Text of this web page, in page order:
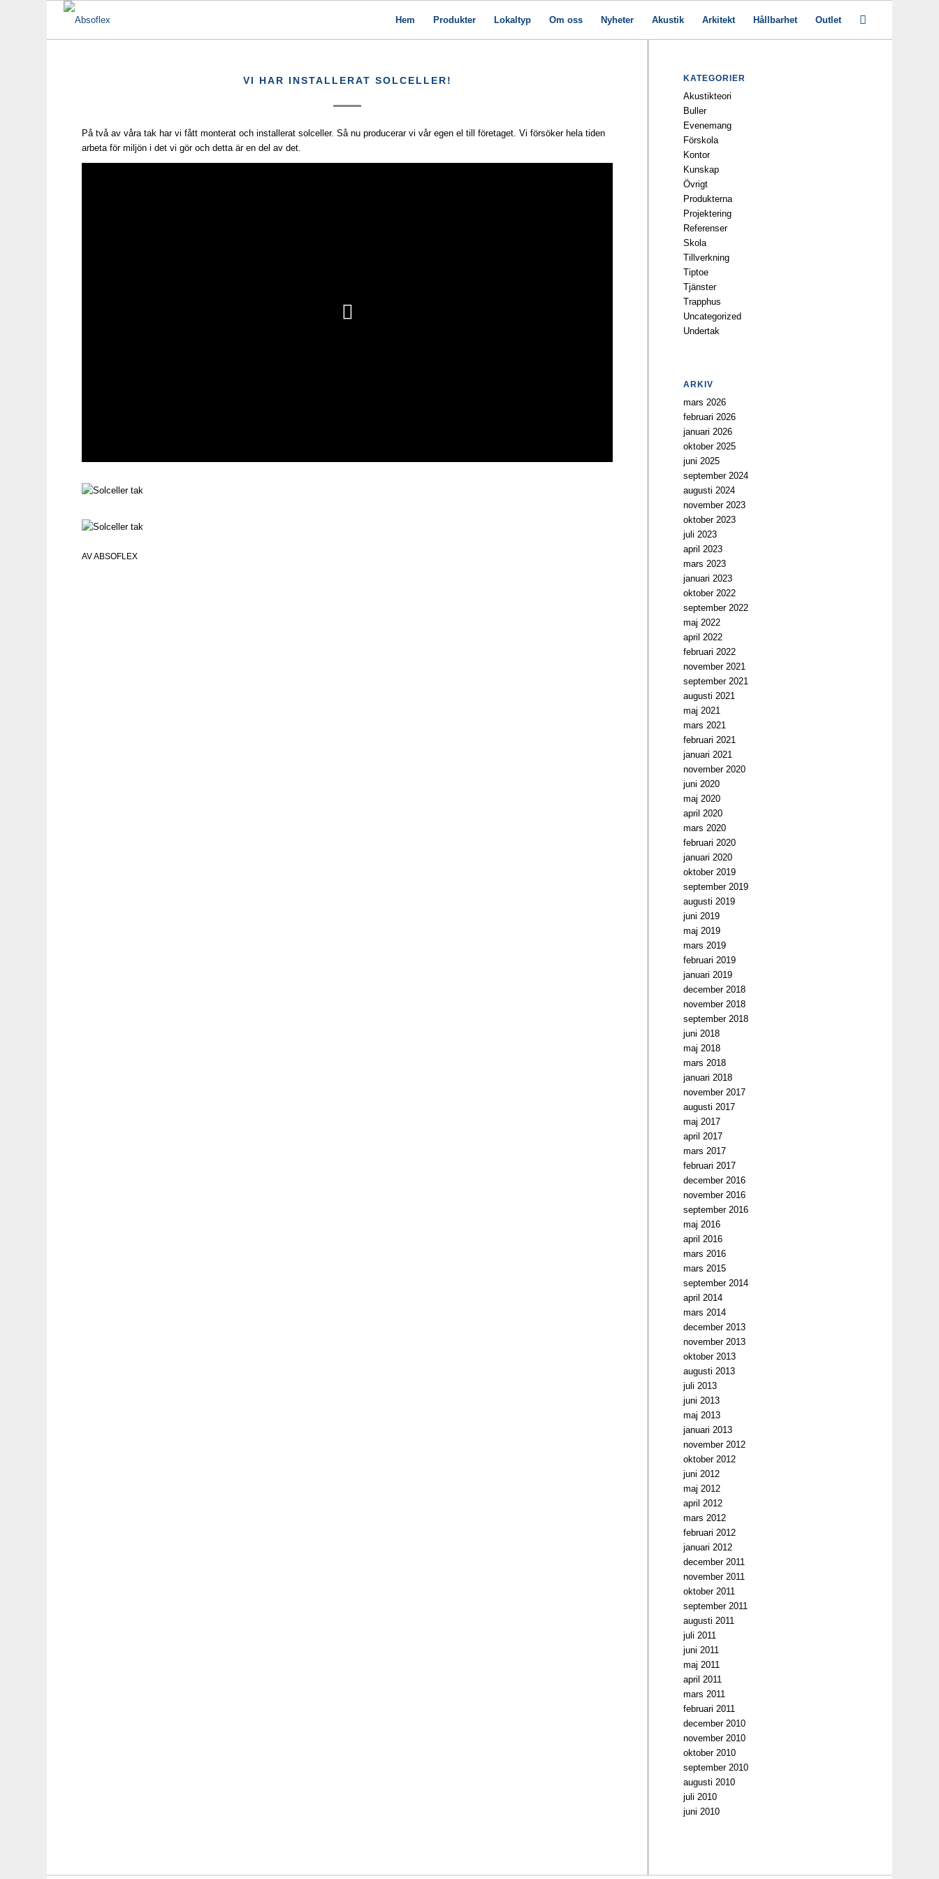
Hem Produkter Lokaltyp Om oss Nyheter Akustik Arkitekt Hållbarhet Outlet
VI HAR INSTALLERAT SOLCELLER!
På två av våra tak har vi fått monterat och installerat solceller. Så nu producerar vi vår egen el till företaget. Vi försöker hela tiden
arbeta för miljön i det vi gör och detta är en del av det.
AVABSOFLEX
KATEGORIER
Akustikteori
Buller
Evenemang
Förskola
Kontor
Kunskap
Övrigt
Produkterna
Projektering
Referenser
Skola
Tillverkning
Tiptoe
Tjänster
Trapphus
Uncategorized
Undertak
ARKIV
mars 2026
februari 2026
januari 2026
oktober 2025
juni 2025
september 2024
augusti 2024
november 2023
oktober 2023
juli 2023
april 2023
mars 2023
januari 2023
oktober 2022
september 2022
maj 2022
april 2022
februari 2022
november 2021
september 2021
augusti 2021
maj 2021
mars 2021
februari 2021
januari 2021
november 2020
juni 2020
maj 2020
april 2020
mars 2020
februari 2020
januari 2020
oktober 2019
september 2019
augusti 2019
juni 2019
maj 2019
mars 2019
februari 2019
januari 2019
december 2018
november 2018
september 2018
juni 2018
maj 2018
mars 2018
januari 2018
november 2017
augusti 2017
maj 2017
april 2017
mars 2017
februari 2017
december 2016
november 2016
september 2016
maj 2016
april 2016
mars 2016
mars 2015
september 2014
april 2014
mars 2014
december 2013
november 2013
oktober 2013
augusti 2013
juli 2013
juni 2013
maj 2013
januari 2013
november 2012
oktober 2012
juni 2012
maj 2012
april 2012
mars 2012
februari 2012
januari 2012
december 2011
november 2011
oktober 2011
september 2011
augusti 2011
juli 2011
juni 2011
maj 2011
april 2011
mars 2011
februari 2011
december 2010
november 2010
oktober 2010
september 2010
augusti 2010
juli 2010
juni 2010